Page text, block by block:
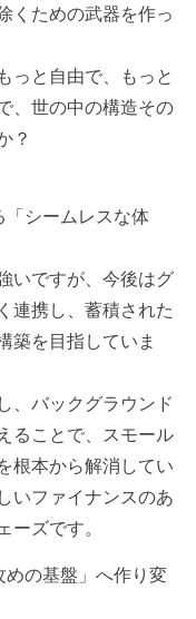
くための武器を作っ
っと自由で、もっと
、世の中の構造その
？
シームレスな体
いですが、今後はグ
連携し、蓄積された
築を目指していま
、バックグラウンド
ることで、スモール
根本から解消してい
いファイナンスのあ
ズです。
の基盤」へ作り変